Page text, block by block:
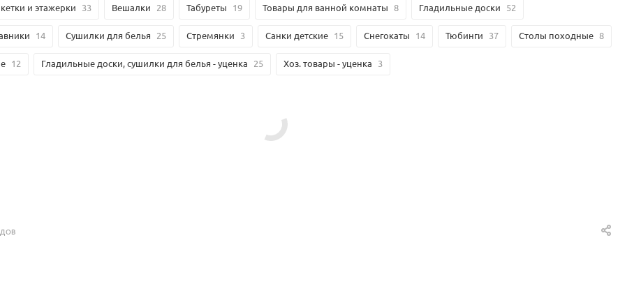
и этажерки 33 Вешалки 28 Табуреты 19 Товары для ванной комнаты 8 Гладильные доски 52
14 Сушилки для белья 25 Стремянки 3 Санки детские 15 Снегокаты 14 Тюбинги 37 Столы походные 8
12 Гладильные доски, сушилки для белья - уценка 25 Хоз. товары - уценка 3